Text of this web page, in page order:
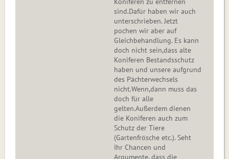
sind.Dafür haben wir auch
unterschrieben. Jetzt
pochen wir aber auf
Gleichbehandlung. Es kann
doch nicht sein,dass alte
Koniferen Bestandsschutz
haben und unsere aufgrund
des Pächterwechsels
nicht.Wenn,dann muss das
doch für alle
gelten.Außerdem dienen
die Koniferen auch zum
Schutz der Tiere
(Gartenfrösche etc.). Seht
Ihr Chancen und
Argumente, dass die